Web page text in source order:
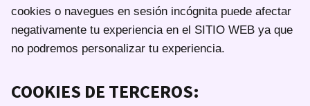
cookies o navegues en sesión incógnita puede afectar
negativamente tu experiencia en el SITIO WEB ya que
no podremos personalizar tu experiencia.
COOKIES DE TERCEROS: